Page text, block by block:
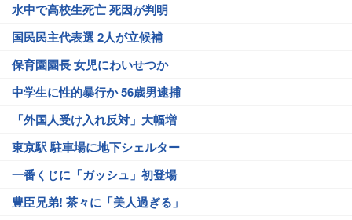
水中で高校生死亡 死因が判明
国民民主代表選 2人が立候補
保育園園長 女児にわいせつか
中学生に性的暴行か 56歳男逮捕
「外国人受け入れ反対」大幅増
東京駅 駐車場に地下シェルター
一番くじに「ガッシュ」初登場
豊臣兄弟! 茶々に「美人過ぎる」